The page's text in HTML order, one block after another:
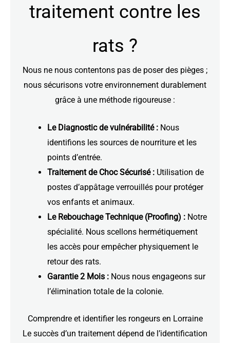
traitement contre les
rats ?
Nous ne nous contentons pas de poser des pièges ;
nous sécurisons votre environnement durablement
grâce à une méthode rigoureuse :
Le Diagnostic de vulnérabilité : Nous
identifions les sources de nourriture et les
points d’entrée.
Traitement de Choc Sécurisé : Utilisation de
postes d’appâtage verrouillés pour protéger
vos enfants et animaux.
Le Rebouchage Technique (Proofing) : Notre
spécialité. Nous scellons hermétiquement
les accès pour empêcher physiquement le
retour des rats.
Garantie 2 Mois : Nous nous engageons sur
l’élimination totale de la colonie.
Comprendre et identifier les rongeurs en Lorraine
Le succès d’un traitement dépend de l’identification